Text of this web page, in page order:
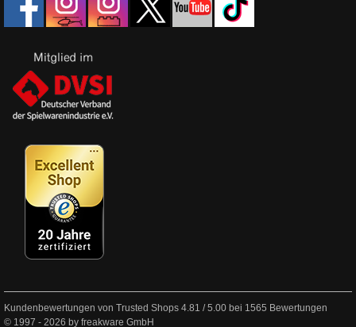
Kundenbewertungen von Trusted Shops 4.81 /5.00 bei 1565 Bewertungen
© 1997 - 2026 by freakware GmbH